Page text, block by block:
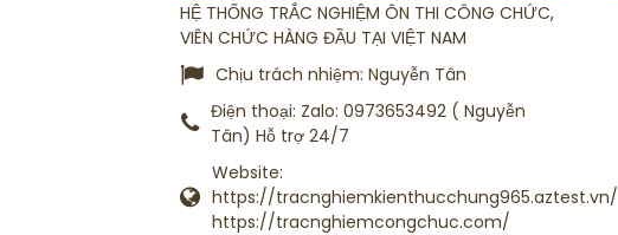
HỆ THỐNG TRẮC NGHIỆM ÔN THI CÔNG CHỨC,
VIÊN CHỨC HÀNG ĐẦU TẠI VIỆT NAM
Chịu trách nhiệm: Nguyễn Tân
Điện thoại: Zalo: 0973653492 ( Nguyễn
Tân) Hỗ trợ 24/7
Website:
https://tracnghiemkienthucchung965.aztest.vn/
https://tracnghiemcongchuc.com/